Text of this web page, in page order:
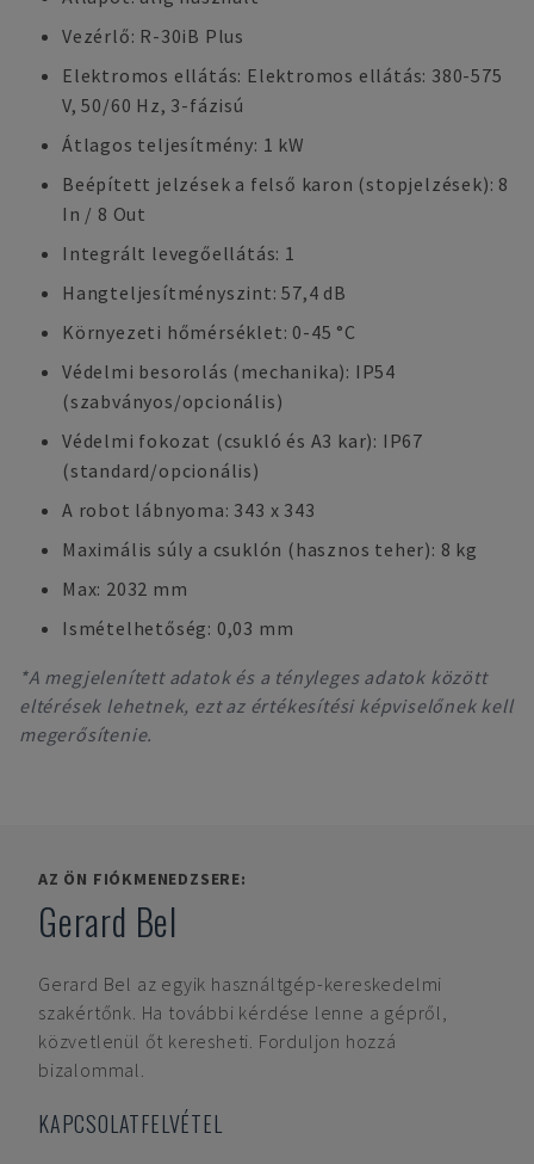
Vezérlő: R-30iB Plus
Elektromos ellátás: Elektromos ellátás: 380-575
V, 50/60 Hz, 3-fázisú
Átlagos teljesítmény: 1 kW
Beépített jelzések a felső karon (stopjelzések): 8
In / 8 Out
Integrált levegőellátás: 1
Hangteljesítményszint: 57,4 dB
Környezeti hőmérséklet: 0-45 °C
Védelmi besorolás (mechanika): IP54
(szabványos/opcionális)
Védelmi fokozat (csukló és A3 kar): IP67
(standard/opcionális)
A robot lábnyoma: 343 x 343
Maximális súly a csuklón (hasznos teher): 8 kg
Max: 2032 mm
Ismételhetőség: 0,03 mm
*A megjelenített adatok és a tényleges adatok között
eltérések lehetnek, ezt az értékesítési képviselőnek kell
megerősítenie.
AZ ÖN FIÓKMENEDZSERE:
Gerard Bel
Gerard Bel az egyik használtgép-kereskedelmi
szakértőnk. Ha további kérdése lenne a gépről,
közvetlenül őt keresheti. Forduljon hozzá
bizalommal.
KAPCSOLATFELVÉTEL